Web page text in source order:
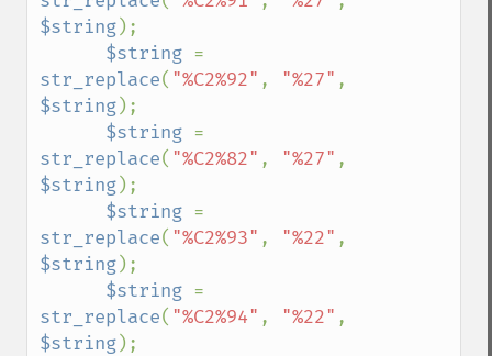
$string);
$string
str_replace( "%C2%92" , "%27"
$string);
$string
str_replace( "%C2%82" , "%27"
$string);
$string
str_replace( "%C2%93" , "%22"
$string);
$string
str_replace( "%C2%94" , "%22"
$string);